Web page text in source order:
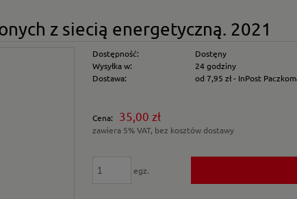
z siecią energetyczną. 2021
Dostępność:
Dostęny
Wysyłka w:
24 godziny
Dostawa:
od 7,95 zł- InPost
płatności
Cena: 35,00 zł
zawiera 5% VAT, bez kosztów dostawy
egz.